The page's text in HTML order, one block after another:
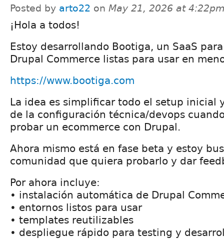
Posted by arto22 on May 21, 2026 at
¡Hola a todos!
Estoy desarrollando Bootiga, un SaaS
Drupal Commerce listas para usar en
https://www.bootiga.com
La idea es simplificar todo el setup inicial
de la configuración técnica/devops
probar un ecommerce con Drupal.
Ahora mismo está en fase beta y estoy
comunidad que quiera probarlo y dar
Por ahora incluye:
• instalación automática de Drupal
• entornos listos para usar
• templates reutilizables
• despliegue rápido para testing y